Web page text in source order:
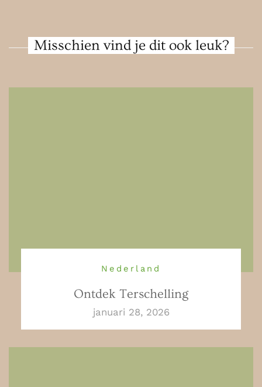
Misschien vind je dit ook leuk?
Nederland
Ontdek Terschelling
januari 28, 2026